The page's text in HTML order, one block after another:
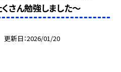
さん勉強しました～
更新日 2026/01/20